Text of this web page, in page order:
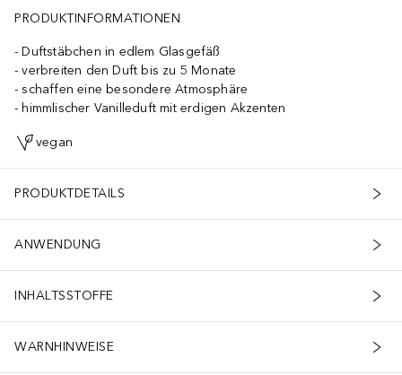
PRODUKTINFORMATIONEN
Duftstäbchen in edlem Glasgefäß
verbreiten den Duft bis zu 5 Monate
schaffen eine besondere Atmosphäre
himmlischer Vanilleduft mit erdigen Akzenten
vegan
PRODUKTDETAILS
ANWENDUNG
INHALTSSTOFFE
WARNHINWEISE